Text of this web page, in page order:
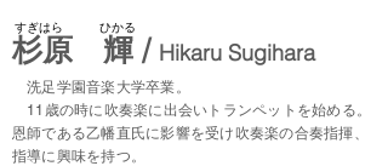
すぎはら ひかる
杉原 輝 / Hikaru Sugihara
洗足学園音楽大学卒業。
11歳の時に吹奏楽に出会いトランペットを始める。
恩師である乙幡直氏に影響を受け吹奏楽の合奏指揮、
指導に興味を持つ。